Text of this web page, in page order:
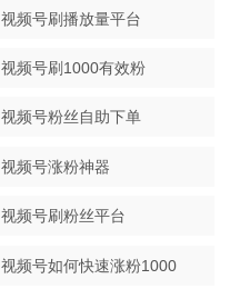
视频号刷播放量平台
视频号刷1000有效粉
视频号粉丝自助下单
视频号涨粉神器
视频号刷粉丝平台
视频号如何快速涨粉1000